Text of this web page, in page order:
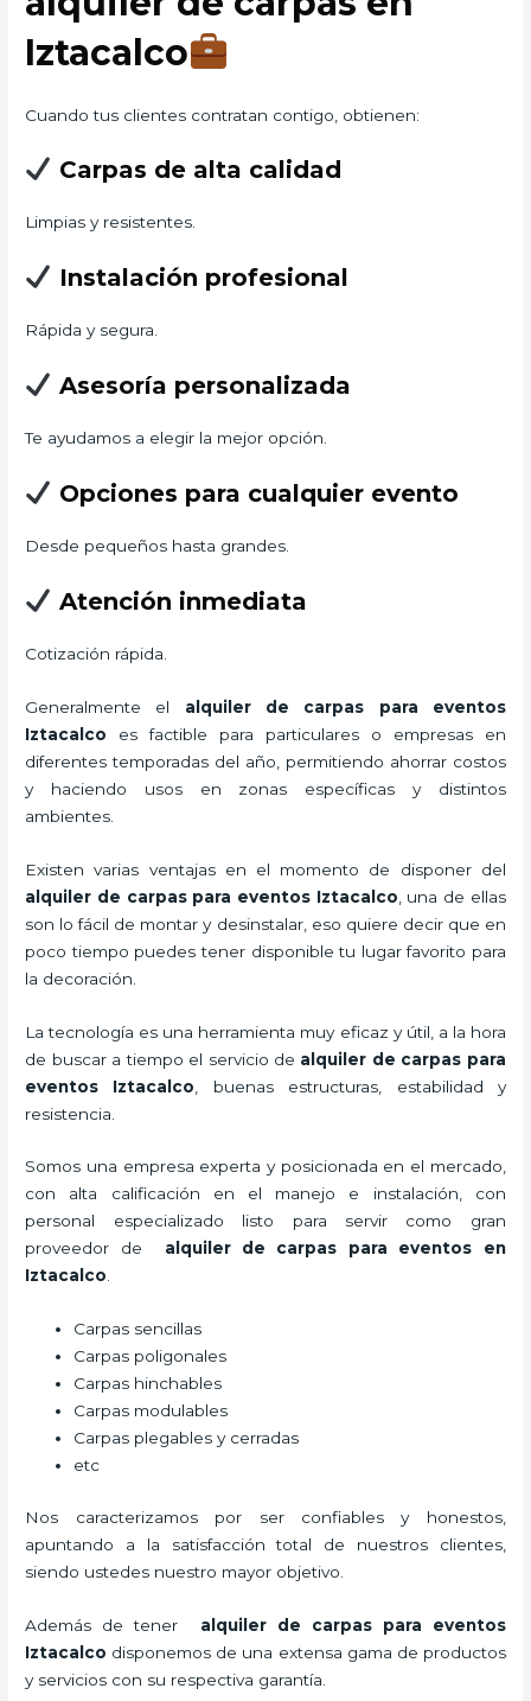
Iztacalco
Cuando tus clientes contratan contigo, obtienen:
Carpas de alta calidad
Limpias y resistentes.
Instalación profesional
Rápida y segura.
Asesoría personalizada
Te ayudamos a elegir la mejor opción.
Opciones para cualquier evento
Desde pequeños hasta grandes.
Atención inmediata
Cotización rápida.
Generalmente el alquiler de carpas para eventos
Iztacalco es factible para particulares o empresas en
diferentes temporadas del año, permitiendo ahorrar costos
y haciendo usos en zonas específicas y distintos
ambientes.
Existen varias ventajas en el momento de disponer del
alquiler de carpas para eventos Iztacalco , una de ellas
son lo fácil de montar y desinstalar, eso quiere decir que en
poco tiempo puedes tener disponible tu lugar favorito para
la decoración.
La tecnología es una herramienta muy eficaz y útil, a la hora
de buscar a tiempo el servicio de alquiler de carpas para
eventos Iztacalco , buenas estructuras, estabilidad y
resistencia.
Somos una empresa experta y posicionada en el mercado,
con alta calificación en el manejo e instalación, con
personal especializado listo para servir como gran
proveedor de alquiler de carpas para eventos en
Iztacalco.
Carpas sencillas
Carpas poligonales
Carpas hinchables
Carpas modulables
Carpas plegables y cerradas
etc
Nos caracterizamos por ser confiables y honestos,
apuntando a la satisfacción total de nuestros clientes,
siendo ustedes nuestro mayor objetivo.
Además de tener alquiler de carpas para eventos
Iztacalco disponemos de una extensa gama de productos
y servicios con su respectiva garantía.